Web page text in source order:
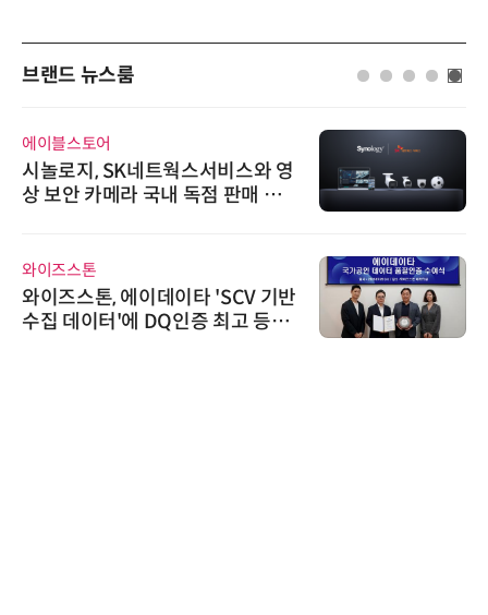
브랜드 뉴스룸
에이블스토어
시놀로지, SK네트웍스서비스와 영
상 보안 카메라 국내 독점 판매 파
와이즈스톤
와이즈스톤, 에이데이타 'SCV 기반
수집 데이터'에 DQ인증 최고 등급